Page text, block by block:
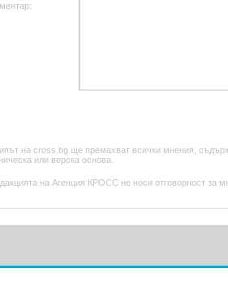
на cross.bg ще премахват всички мнения,
или верска основа.
на Агенция КРОСС не носи отговорност за